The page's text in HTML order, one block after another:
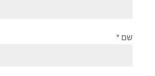
שם *